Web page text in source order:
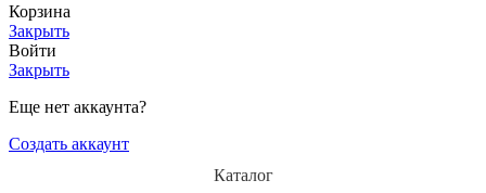
Корзина
Закрыть
Войти
Закрыть
Еще нет аккаунта?
Создать аккаунт
Каталог